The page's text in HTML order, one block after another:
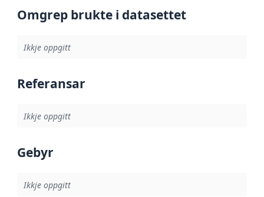
Omgrep brukte i datasettet
Ikkje oppgitt
Referansar
Ikkje oppgitt
Gebyr
Ikkje oppgitt